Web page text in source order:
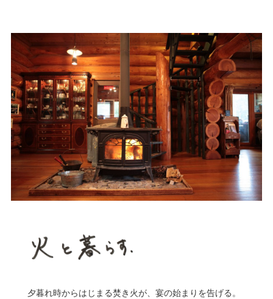
夕暮れ時からはじまる焚き火が、宴の始まりを告げる。